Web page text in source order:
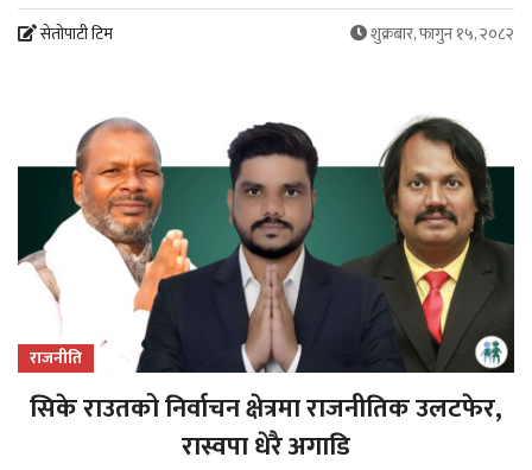
सेतोपाटी टिम शुक्रबार, फागुन १५, २०८२
राजनीति
सिके राउतको निर्वाचन क्षेत्रमा राजनीतिक उलटफेर,
रास्वपा धेरै अगाडि